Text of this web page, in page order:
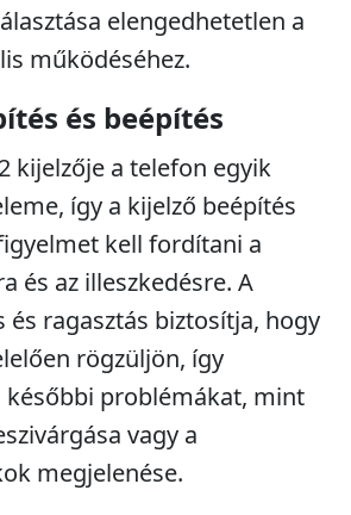
elengedhetetlen a
működéséhez.
és beépítés
kijelzője a telefon egyik
így a kijelző beépítés
kell fordítani a
és az illeszkedésre. A
ragasztás biztosítja, hogy
rögzüljön, így
problémákat, mint
vagy a
megjelenése.